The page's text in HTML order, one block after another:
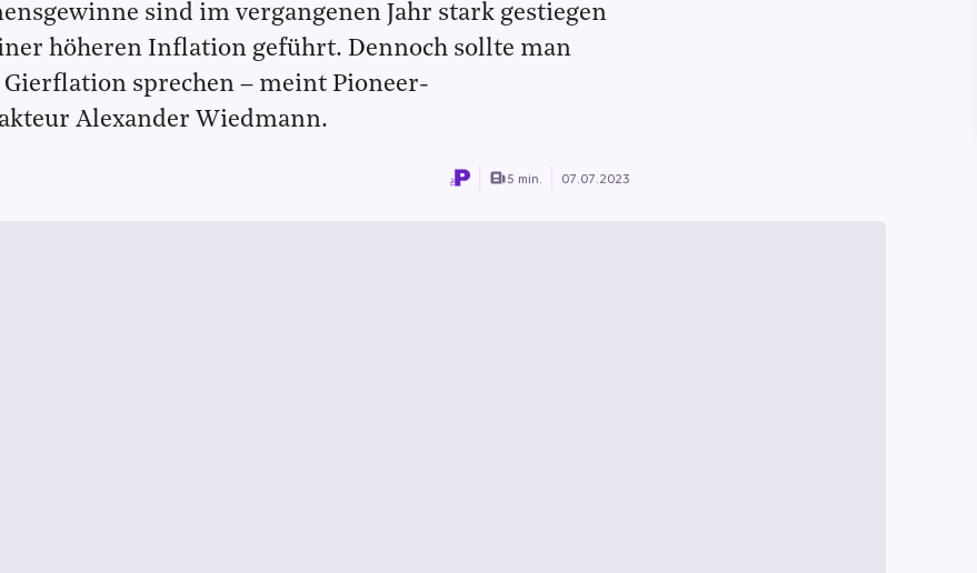
sind im vergangenen Jahr stark gestiegen
höheren Inflation geführt. Dennoch sollte man
sprechen – meint Pioneer-
Alexander Wiedmann.
5 min. 07.07.2023